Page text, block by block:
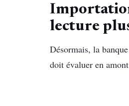
lecture
Désormais, la
doit évaluer en